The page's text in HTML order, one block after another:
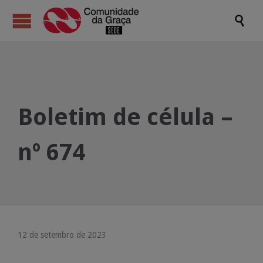

Boletim de célula –
nº 674
12 de setembro de 2023